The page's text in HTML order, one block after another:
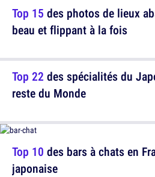
Top 15 des photos de lieux
beau et flippant à la fois
Top 10 des bars à chats en
japonaise
Top 22 des spécialités du
reste du Monde